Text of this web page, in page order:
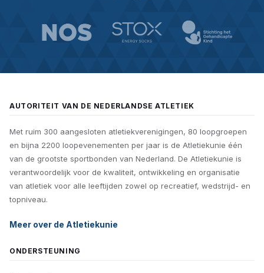
AUTORITEIT VAN DE NEDERLANDSE ATLETIEK
Met ruim 300 aangesloten atletiekverenigingen, 80 loopgroepen
en bijna 2200 loopevenementen per jaar is de Atletiekunie één
van de grootste sportbonden van Nederland. De Atletiekunie is
verantwoordelijk voor de kwaliteit, ontwikkeling en organisatie
van atletiek voor alle leeftijden zowel op recreatief, wedstrijd- en
topniveau.
Meer over de Atletiekunie
ONDERSTEUNING